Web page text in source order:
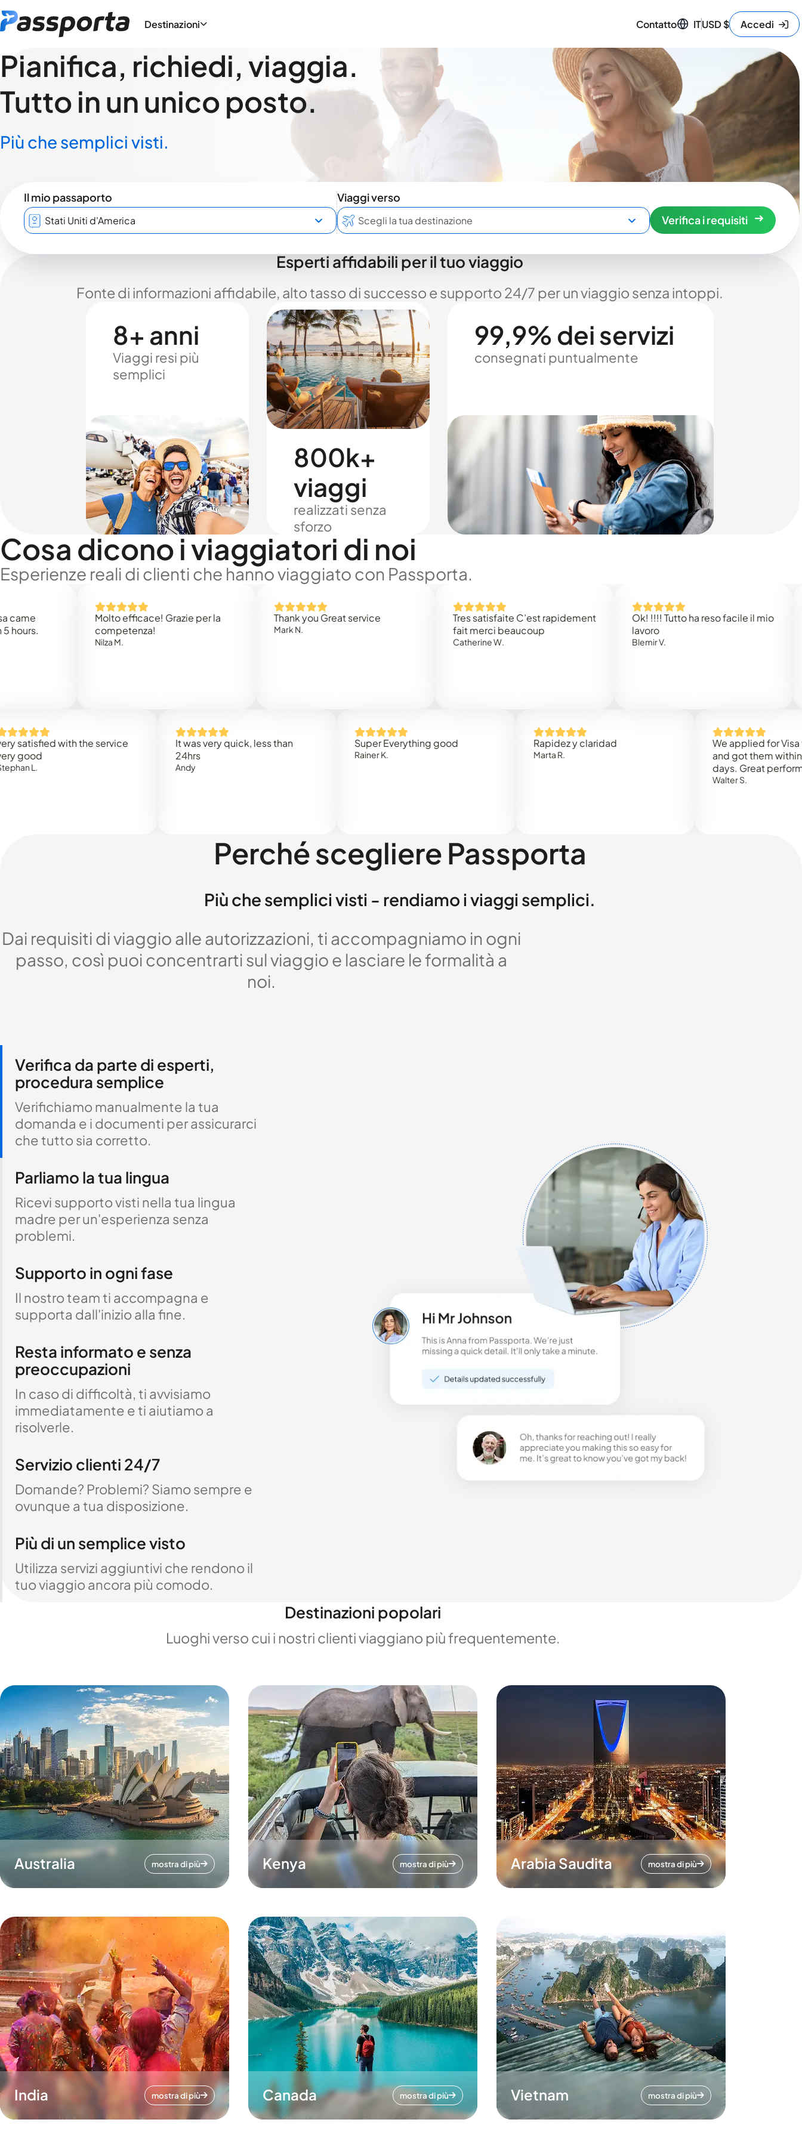
Destinazioni Contatto ITUSD$ Accedi
Pianifica, richiedi, viaggia.
Tutto in un unico posto.
Più che semplici visti.
Il mio passaporto
Viaggi verso
Verifica i requisiti
Esperti affidabili per il tuo viaggio
Fonte di informazioni affidabile, alto tasso di successo e supporto 24/7 per un viaggio senza intoppi.
8+ anni
Viaggi resi più
semplici
800k+
viaggi
realizzati senza
sforzo
99,9% dei servizi
consegnati puntualmente
Cosa dicono i viaggiatori di noi
Esperienze reali di clienti che hanno viaggiato con Passporta.
Molto efficace! Grazie per la
competenza!
Thank you Great service
Tres satisfaite C’est rapidement
fait merci beaucoup
Catherine W.
Ok! !!!! Tutto ha reso facile il mio
with the service
It was very quick, less than
Super Everything good Rapidez y claridad
We applied for Visa to
and got them within 3
days. Great performance!
Walter S.
Perché scegliere Passporta
Più che semplici visti - rendiamo i viaggi semplici.
Dai requisiti di viaggio alle autorizzazioni, ti accompagniamo in ogni
passo, così puoi concentrarti sul viaggio e lasciare le formalità a
noi.
Verifica da parte di esperti,
procedura semplice
Verifichiamo manualmente la tua
domanda e i documenti per assicurarci
che tutto sia corretto.
Parliamo la tua lingua
Ricevi supporto visti nella tua lingua
madre per un'esperienza senza
problemi.
Supporto in ogni fase
Il nostro team ti accompagna e
supporta dall'inizio alla fine.
Resta informato e senza
preoccupazioni
In caso di difficoltà, ti avvisiamo
immediatamente e ti aiutiamo a
risolverle.
Servizio clienti 24/7
Domande? Problemi? Siamo sempre e
ovunque a tua disposizione.
Più di un semplice visto
Utilizza servizi aggiuntivi che rendono il
tuo viaggio ancora più comodo.
Destinazioni popolari
Luoghi verso cui i nostri clienti viaggiano più frequentemente.
Australia mostra di più Kenya mostra di più Arabia Saudita mostra di più
India mostra di più Canada mostra di più Vietnam mostra di più